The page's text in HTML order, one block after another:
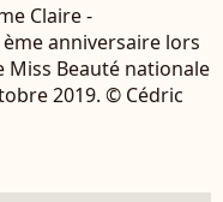
Claire -
anniversaire lors
Miss Beauté nationale
2019. © Cédric